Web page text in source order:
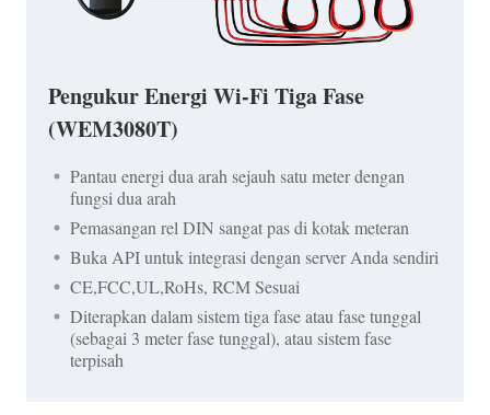
Pengukur Energi Wi-Fi Tiga Fase
(WEM3080T)
Pantau energi dua arah sejauh satu meter dengan
fungsi dua arah
Pemasangan rel DIN sangat pas di kotak meteran
Buka API untuk integrasi dengan server Anda sendiri
CE,FCC,UL,RoHs, RCM Sesuai
Diterapkan dalam sistem tiga fase atau fase tunggal
(sebagai 3 meter fase tunggal), atau sistem fase
terpisah